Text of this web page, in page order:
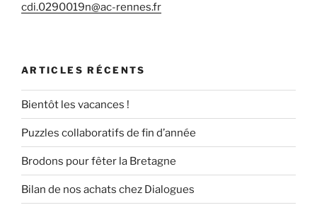
cdi.0290019n@ac-rennes.fr
ARTICLES RÉCENTS
Bientôt les vacances !
Puzzles collaboratifs de fin d’année
Brodons pour fêter la Bretagne
Bilan de nos achats chez Dialogues